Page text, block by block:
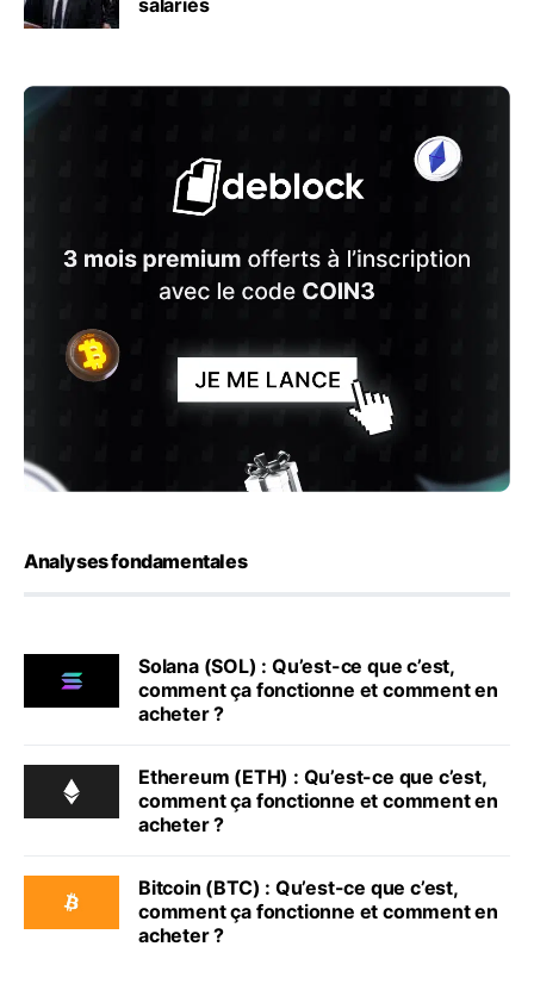
salariés
Analyses fondamentales
Solana (SOL) : Qu’est-ce que c’est,
comment ça fonctionne et comment en
acheter ?
Ethereum (ETH) : Qu’est-ce que c’est,
comment ça fonctionne et comment en
acheter ?
Bitcoin (BTC) : Qu’est-ce que c’est,
comment ça fonctionne et comment en
acheter ?